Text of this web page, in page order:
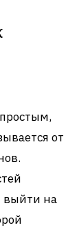
от
выйти на